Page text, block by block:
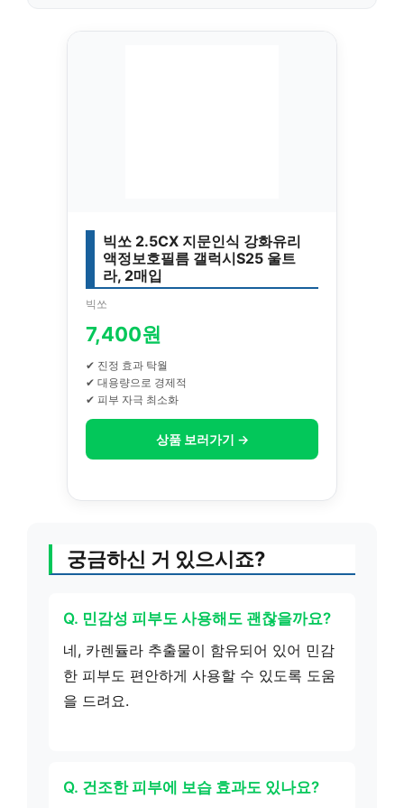
빅쏘 2.5CX 지문인식 강화유리
액정보호필름 갤럭시S25 울트
라, 2매입
빅쏘
7,400원
✔ 진정 효과 탁월
✔ 대용량으로 경제적
✔ 피부 자극 최소화
상품 보러가기 →
궁금하신 거 있으시죠?
Q. 민감성 피부도 사용해도 괜찮을까요?
네, 카렌듈라 추출물이 함유되어 있어 민감
한 피부도 편안하게 사용할 수 있도록 도움
을 드려요.
Q. 건조한 피부에 보습 효과도 있나요?